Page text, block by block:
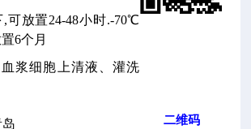
可放置24-48小时.-70℃
6个月
浆细胞上清液、灌洗
岛 二维码